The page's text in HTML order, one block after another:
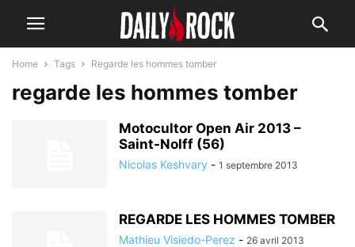
Home Tags Regarde les hommes tomber
regarde les hommes tomber
Motocultor Open Air 2013 –
Saint-Nolff (56)
Nicolas Keshvary - 1 septembre 2013
REGARDE LES HOMMES TOMBER
Mathieu Visiedo-Perez - 26 avril 2013